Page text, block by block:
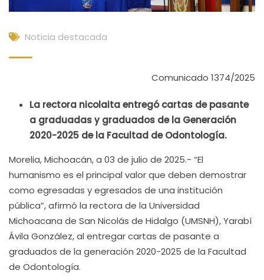
Noticia destacada
Comunicado 1374/2025
La rectora nicolaita entregó cartas de pasante
a graduadas y graduados de la Generación
2020-2025 de la Facultad de Odontología.
Morelia, Michoacán, a 03 de julio de 2025.- “El
humanismo es el principal valor que deben demostrar
como egresadas y egresados de una institución
pública”, afirmó la rectora de la Universidad
Michoacana de San Nicolás de Hidalgo (UMSNH), Yarabí
Ávila González, al entregar cartas de pasante a
graduados de la generación 2020-2025 de la Facultad
de Odontología.